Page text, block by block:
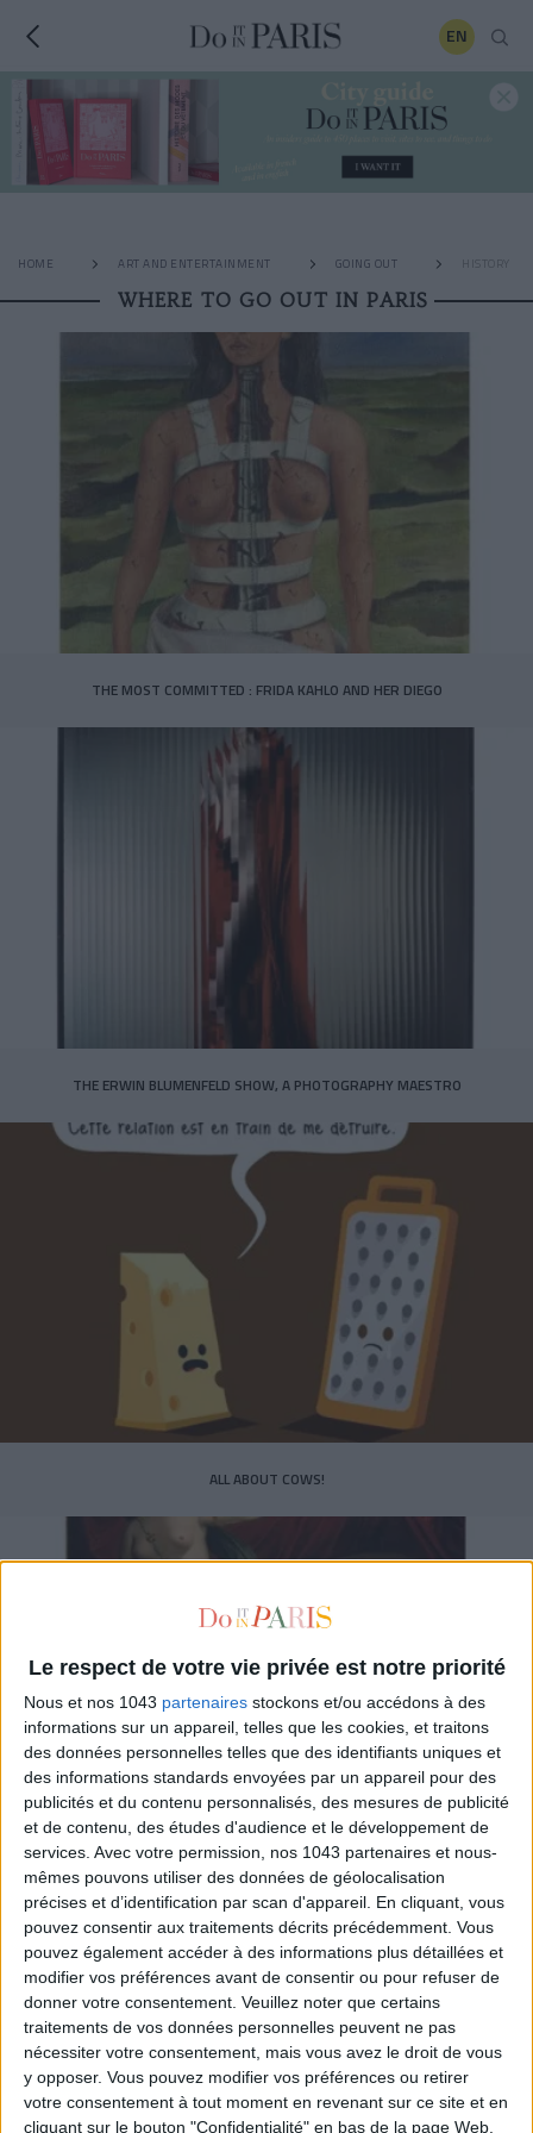
Le respect de votre vie privée est notre priorité
Nous et nos 1043 partenaires stockons et/ou accédons à des
informations sur un appareil, telles que les cookies, et traitons
des données personnelles telles que des identifiants uniques et
des informations standards envoyées par un appareil pour des
publicités et du contenu personnalisés, des mesures de publicité
et de contenu, des études d'audience et le développement de
services. Avec votre permission, nos 1043 partenaires et nous-
mêmes pouvons utiliser des données de géolocalisation
précises et d’identification par scan d'appareil. En cliquant, vous
pouvez consentir aux traitements décrits précédemment. Vous
pouvez également accéder à des informations plus détaillées et
modifier vos préférences avant de consentir ou pour refuser de
donner votre consentement. Veuillez noter que certains
traitements de vos données personnelles peuvent ne pas
nécessiter votre consentement, mais vous avez le droit de vous
y opposer. Vous pouvez modifier vos préférences ou retirer
votre consentement à tout moment en revenant sur ce site et en
cliquant sur le bouton "Confidentialité" en bas de la page Web.
EN
HOME ART AND ENTERTAINMENT GOING OUT HISTORY
WHERE TO GO OUT IN PARIS
THE MOST COMMITTED : FRIDA KAHLO AND HER DIEGO
THE ERWIN BLUMENFELD SHOW, A PHOTOGRAPHY MAESTRO
ALL ABOUT COWS!
A DELICIOUS GOURMET AND ARTY STROLL